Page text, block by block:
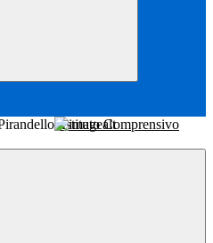
Istituto Comprensivo